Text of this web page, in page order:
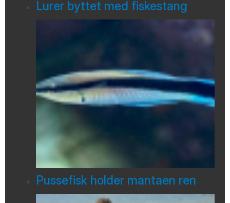
Lurer byttet med fiskestang
Pussefisk holder mantaen ren